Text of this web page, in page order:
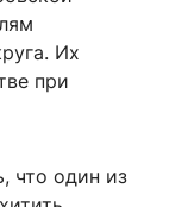
Их
при
что один из